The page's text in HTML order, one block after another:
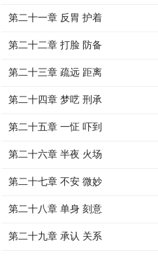
第二十一章 反胃 护着
第二十二章 打脸 防备
第二十三章 疏远 距离
第二十四章 梦呓 刑承
第二十五章 一怔 吓到
第二十六章 半夜 火场
第二十七章 不安 微妙
第二十八章 单身 刻意
第二十九章 承认 关系